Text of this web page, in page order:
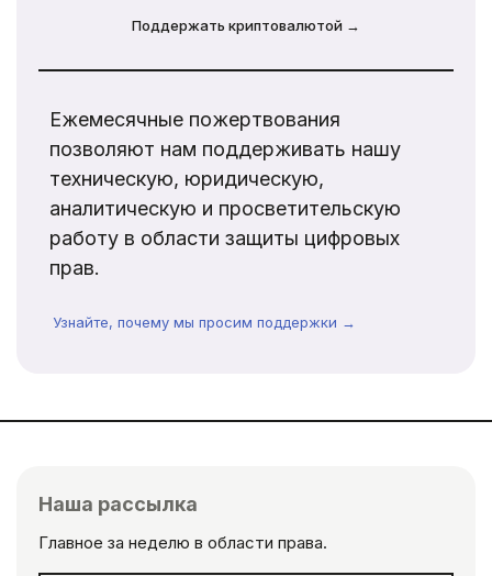
Поддержать криптовалютой →
Ежемесячные пожертвования
позволяют нам поддерживать нашу
техническую, юридическую,
аналитическую и просветительскую
работу в области защиты цифровых
прав.
Узнайте, почему мы просим поддержки →
Наша рассылка
Главное за неделю в области права.